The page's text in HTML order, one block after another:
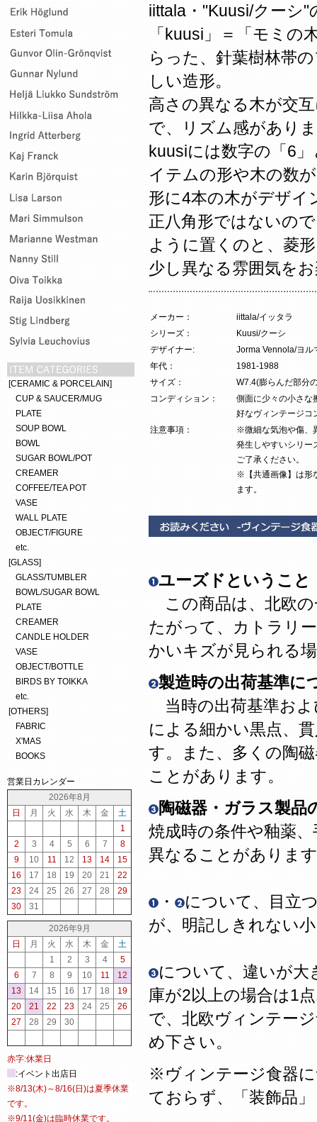
iittala・"Kuusi/クーシ
「kuusi」＝「モミの
らった、針葉樹林帯
しい造形。
高さの異なる木が交
で、リズム感があり
kuusiには数字の「6
イテムの形や木の数
形に4本の木がデザイ
正八角形ではないの
ように置くのと、菱
少し異なる雰囲気を
メーカー：
iittala/イッタラ
シリーズ：
Kuusi/クーシ
デザイナー:
Jorma Vennola/ヨル
年代：
1981-1988
サイズ：
W7.4(膨らんだ部分
コンディション：
側面に少々の小さな
好なヴィンテージコ
注意事項：
※微細な気泡や傷、
発生しやすいシリー
ご了承ください。
※【共通画像】は形
ます。
ユーズドということ
この商品は、北欧の
たがって、カトラリ
かいキズが見られる
製造時の出荷基準に
当時の出荷基準およ
による細かい黒点、
す。また、多くの陶
ことがあります。
陶磁器・ガラス製品
焼成時の条件や釉薬
異なることがありま
・
について、目立
が、明記しきれない
について、違いが
庫が2以上の場合は1
で、北欧ヴィンテー
め下さい。
※ヴィンテージ食器
ておらず、「装飾品
[CERAMIC & PORCELAIN]
CUP & SAUCER/MUG
PLATE
SOUP BOWL
BOWL
SUGAR BOWL/POT
CREAMER
COFFEE/TEA POT
VASE
WALL PLATE
OBJECT/FIGURE
etc.
[GLASS]
GLASS/TUMBLER
BOWL/SUGAR BOWL
PLATE
CREAMER
CANDLE HOLDER
VASE
OBJECT/BOTTLE
BIRDS BY TOIKKA
etc.
[OTHERS]
FABRIC
X'MAS
BOOKS
営業日カレンダー
2026年8月
日
月 火 水 木 金
土
1
2
3 4 5 6 7
8
9
10 11 12 13 14
15
16
17 18 19 20 21
22
23
24 25 26 27 28
29
30
31
2026年9月
日
月 火 水 木 金
土
1
2 3 4
5
6
7 8 9 10 11
12
13
14 15 16 17 18
19
20
21 22 23 24 25
26
27
28 29 30
赤字:休業日
:イベント出店日
※8/13(木)～8/16(日)は夏季休業
です。
※9/11(金)は臨時休業です。